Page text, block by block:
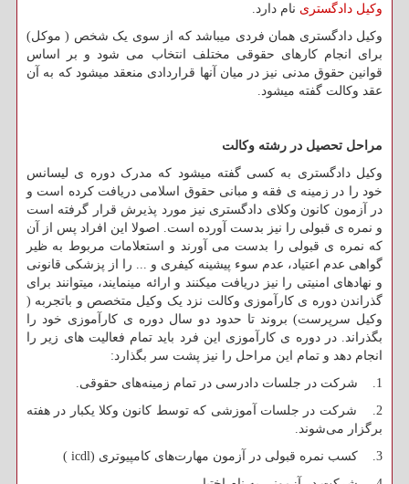
وکیل دادگستری نام دارد.
وکیل دادگستری همان فردی میباشد که از سوی یک شخص ( موکل)
برای انجام کارهای حقوقی مختلف انتخاب می شود و بر اساس
قوانین حقوق مدنی نیز در میان آنها قراردادی منعقد میشود که به آن
عقد وکالت گفته میشود.
مراحل تحصیل در رشته وکالت
وکیل دادگستری به کسی گفته میشود که مدرک دوره ی لیسانس
خود را در زمینه ی فقه و مبانی حقوق اسلامی دریافت کرده است و
در آزمون کانون وکلای دادگستری نیز مورد پذیرش قرار گرفته است
و نمره ی قبولی را نیز بدست آورده است. اصولا این افراد پس از آن
که نمره ی قبولی را بدست می آورند و استعلامات مربوط به ظیر
گواهی عدم اعتیاد، عدم سوء پیشینه کیفری و ... را از پزشکی قانونی
و نهاد‌های امنیتی را نیز دریافت میکنند و ارائه مینمایند، میتوانند برای
گذراندن دوره ی کارآموزی وکالت نزد یک وکیل متخصص و باتجربه (
وکیل سرپرست) بروند تا حدود دو سال دوره ی کارآموزی خود را
بگذراند. در دوره ی کارآموزی این فرد باید تمام فعالیت های زیر را
انجام دهد و تمام این مراحل را نیز پشت سر بگذارد:
1. شرکت در جلسات دادرسی در تمام زمینه‌های حقوقی.
2. شرکت در جلسات آموزشی که توسط کانون وکلا یکبار در هفته
برگزار می‌شوند.
3. کسب نمره قبولی در آزمون مهارت‌های کامپیوتری (
icdl
)